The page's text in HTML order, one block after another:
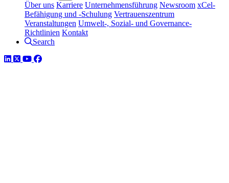
Über uns Karriere Unternehmensführung Newsroom xCel-
Befähigung und -Schulung Vertrauenszentrum
Veranstaltungen Umwelt-, Sozial- und Governance-
Richtlinien Kontakt
Search
LinkedIn
TwitterYouTube
Facebook